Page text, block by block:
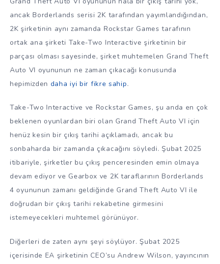
ancak Borderlands serisi 2K tarafından yayımlandığından,
2K şirketinin aynı zamanda Rockstar Games tarafının
ortak ana şirketi Take-Two Interactive şirketinin bir
parçası olması sayesinde, şirket muhtemelen Grand Theft
Auto VI oyununun ne zaman çıkacağı konusunda
hepimizden daha iyi bir fikre sahip.
Take-Two Interactive ve Rockstar Games, şu anda en çok
beklenen oyunlardan biri olan Grand Theft Auto VI için
henüz kesin bir çıkış tarihi açıklamadı, ancak bu
sonbaharda bir zamanda çıkacağını söyledi. Şubat 2025
itibariyle, şirketler bu çıkış penceresinden emin olmaya
devam ediyor ve Gearbox ve 2K taraflarının Borderlands
4 oyununun zamanı geldiğinde Grand Theft Auto VI ile
doğrudan bir çıkış tarihi rekabetine girmesini
istemeyecekleri muhtemel görünüyor.
Diğerleri de zaten aynı şeyi söylüyor. Şubat 2025
içerisinde EA şirketinin CEO’su Andrew Wilson, yayıncının